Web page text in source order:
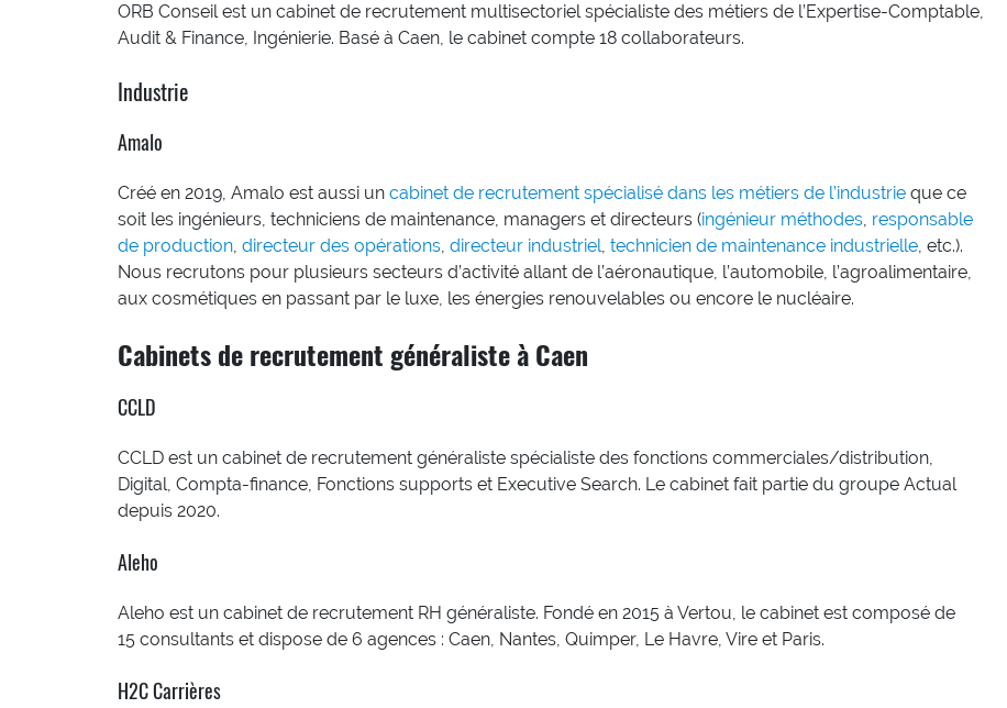
ORB Conseil est un cabinet de recrutement multisectoriel spécialiste des métiers de l’Expertise-Comptable,
Audit & Finance, Ingénierie. Basé à Caen, le cabinet compte 18 collaborateurs.
Industrie
Amalo
Créé en 2019, Amalo est aussi un cabinet de recrutement spécialisé dans les métiers de l’industrie que ce
soit les ingénieurs, techniciens de maintenance, managers et directeurs (ingénieur méthodes, responsable
de production, directeur des opérations, directeur industriel, technicien de maintenance industrielle, etc.).
Nous recrutons pour plusieurs secteurs d’activité allant de l’aéronautique, l’automobile, l’agroalimentaire,
aux cosmétiques en passant par le luxe, les énergies renouvelables ou encore le nucléaire.
Cabinets de recrutement généraliste à Caen
CCLD
CCLD est un cabinet de recrutement généraliste spécialiste des fonctions commerciales/distribution,
Digital, Compta-finance, Fonctions supports et Executive Search. Le cabinet fait partie du groupe Actual
depuis 2020.
Aleho
Aleho est un cabinet de recrutement RH généraliste. Fondé en 2015 à Vertou, le cabinet est composé de
15 consultants et dispose de 6 agences : Caen, Nantes, Quimper, Le Havre, Vire et Paris.
H2C Carrières